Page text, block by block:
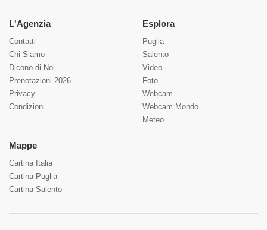
L'Agenzia
Contatti
Chi Siamo
Dicono di Noi
Prenotazioni 2026
Privacy
Condizioni
Esplora
Puglia
Salento
Video
Foto
Webcam
Webcam Mondo
Meteo
Mappe
Cartina Italia
Cartina Puglia
Cartina Salento